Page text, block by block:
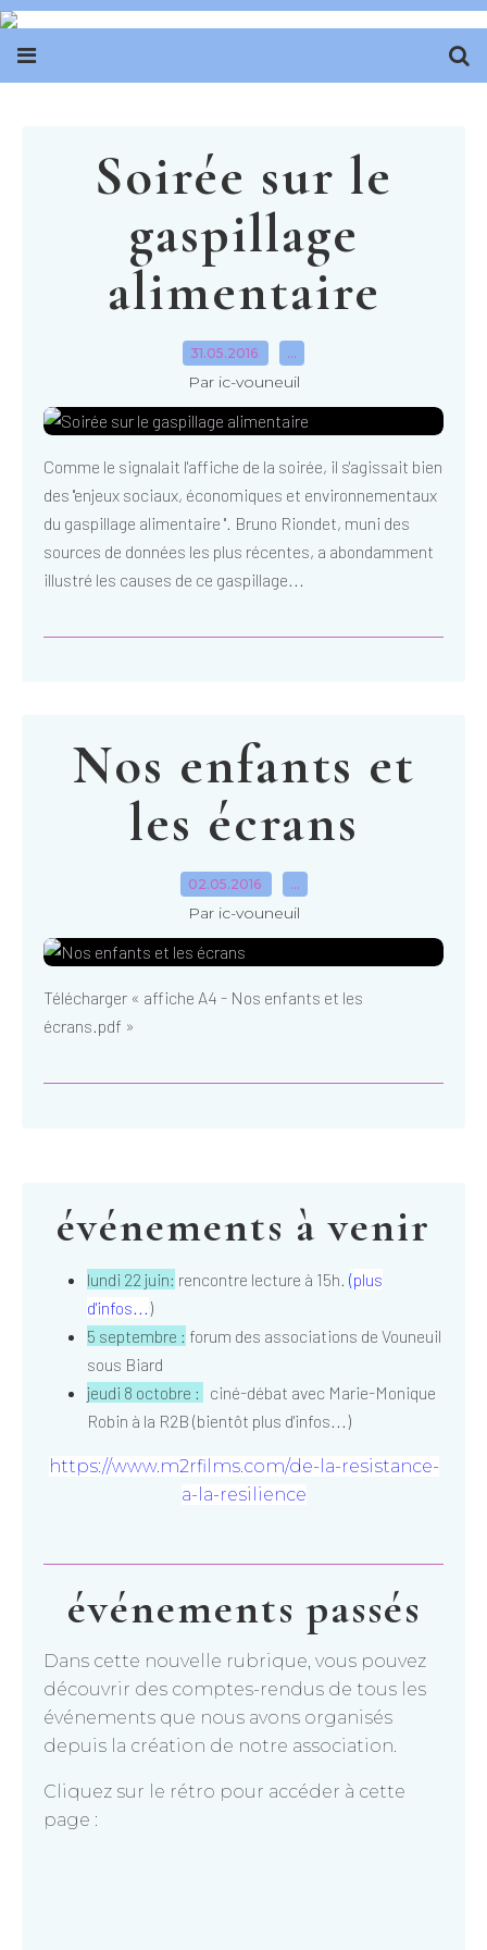
Soirée sur le
gaspillage
alimentaire
31.05.2016 …
Par ic-vouneuil
Comme le signalait l'affiche de la soirée, il s'agissait bien
des ''enjeux sociaux, économiques et environnementaux
du gaspillage alimentaire ''. Bruno Riondet, muni des
sources de données les plus récentes, a abondamment
illustré les causes de ce gaspillage...
Nos enfants et
les écrans
02.05.2016 …
Par ic-vouneuil
Télécharger « affiche A4 - Nos enfants et les
écrans.pdf »
événements à venir
lundi 22 juin: rencontre lecture à 15h. (plus
d'infos...)
5 septembre : forum des associations de Vouneuil
sous Biard
jeudi 8 octobre :
ciné-débat avec Marie-Monique
Robin à la R2B (bientôt plus d'infos...)
https://www.m2rfilms.com/de-la-resistance-
a-la-resilience
événements passés
Dans cette nouvelle rubrique, vous pouvez
découvrir des comptes-rendus de tous les
événements que nous avons organisés
depuis la création de notre association.
Cliquez sur le rétro pour accéder à cette
page :